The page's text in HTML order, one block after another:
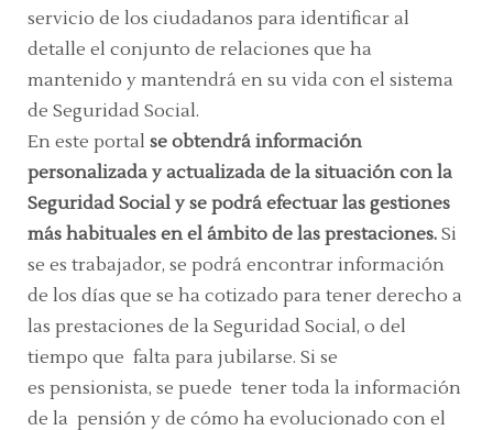
servicio de los ciudadanos para identificar al
detalle el conjunto de relaciones que ha
mantenido y mantendrá en su vida con el sistema
de Seguridad Social.
En este portal se obtendrá información
personalizada y actualizada de la situación con la
Seguridad Social y se podrá efectuar las gestiones
más habituales en el ámbito de las prestaciones. Si
se es trabajador, se podrá encontrar información
de los días que se ha cotizado para tener derecho a
las prestaciones de la Seguridad Social, o del
tiempo que falta para jubilarse. Si se
es pensionista, se puede tener toda la información
de la pensión y de cómo ha evolucionado con el